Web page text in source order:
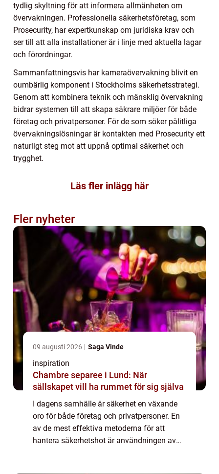
tydlig skyltning för att informera allmänheten om
övervakningen. Professionella säkerhetsföretag, som
Prosecurity, har expertkunskap om juridiska krav och
ser till att alla installationer är i linje med aktuella lagar
och förordningar.
Sammanfattningsvis har kameraövervakning blivit en
oumbärlig komponent i Stockholms säkerhetsstrategi.
Genom att kombinera teknik och mänsklig övervakning
bidrar systemen till att skapa säkrare miljöer för både
företag och privatpersoner. För de som söker pålitliga
övervakningslösningar är kontakten med Prosecurity ett
naturligt steg mot att uppnå optimal säkerhet och
trygghet.
Läs fler inlägg här
Fler nyheter
09 augusti 2026 Saga Vinde
inspiration
Chambre separee i Lund: När
sällskapet vill ha rummet för sig själva
I dagens samhälle är säkerhet en växande
oro för både företag och privatpersoner. En
av de mest effektiva metoderna för att
hantera säkerhetshot är användningen av